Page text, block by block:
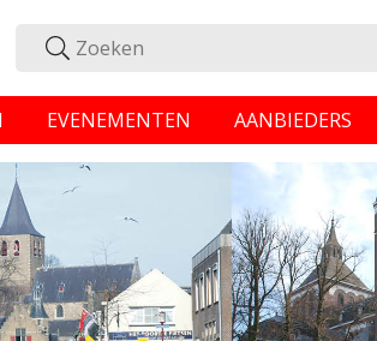
EVENEMENTEN AANBIEDERS